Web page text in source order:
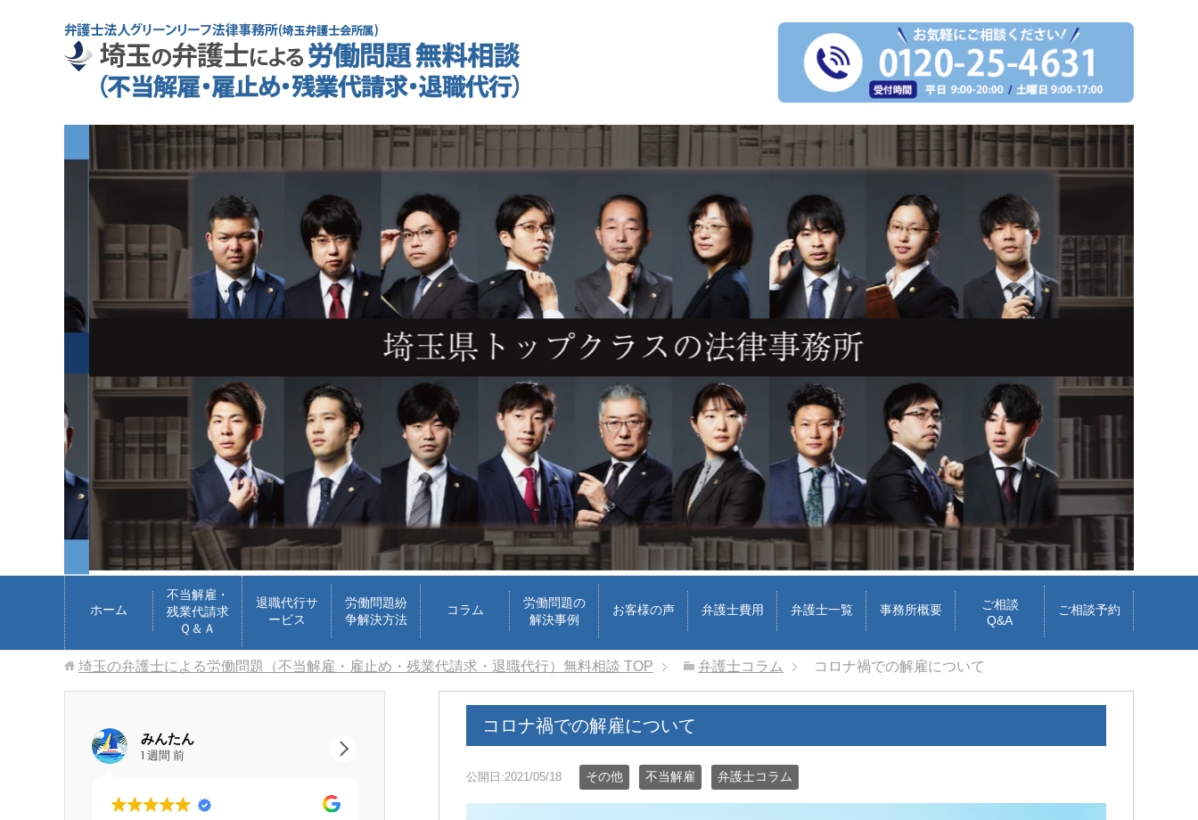
ホーム
不当解雇・
残業代請求
Ｑ＆Ａ
退職代行サ
ービス
労働問題紛
争解決方法
コラム
労働問題の
解決事例
お客様の声 弁護士費用 弁護士一覧 事務所概要
ご相談
Q&A
ご相談予約
埼玉の弁護士による労働問題（不当解雇・雇止め・残業代請求・退職代行）無料相談 TOP 弁護士コラム コロナ禍での解雇について
コロナ禍での解雇について
公開日:2021/05/18 その他 不当解雇 弁護士コラム
みんたん
1 週間 前
google ok
2 週間 前
ri